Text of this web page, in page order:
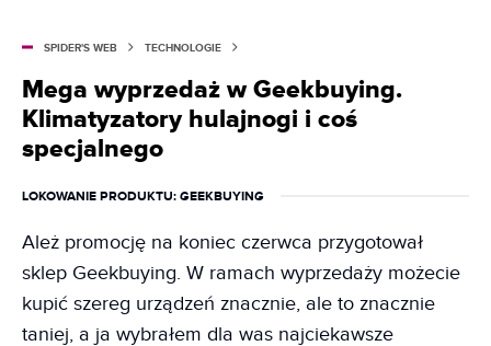
SPIDER'S WEB TECHNOLOGIE
Mega wyprzedaż w Geekbuying.
Klimatyzatory hulajnogi i coś
specjalnego
LOKOWANIE PRODUKTU: GEEKBUYING
Ależ promocję na koniec czerwca przygotował
sklep Geekbuying. W ramach wyprzedaży możecie
kupić szereg urządzeń znacznie, ale to znacznie
taniej, a ja wybrałem dla was najciekawsze